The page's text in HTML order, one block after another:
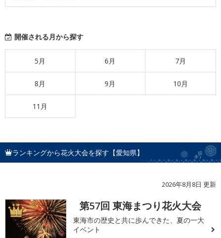
開催される月から探す
5月 6月 7月
8月 9月 10月
11月
ランキングから花火大会を探す【愛知県】
2026年8月8日 更新
1 第57回 東海まつり花火大会
東海市の歴史と共に歩んできた、夏の一大
イベント